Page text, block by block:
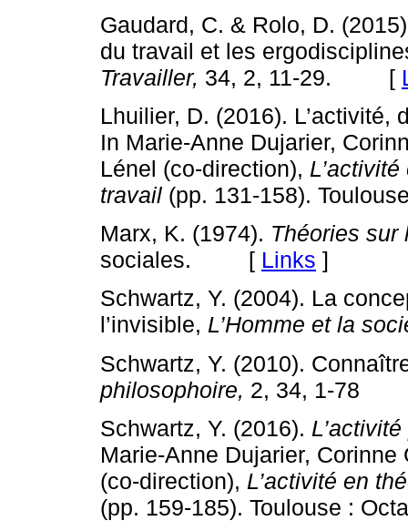
Gaudard, C. & Rolo, D.
du travail et les
Travailler, 34, 2, 11-29. [
Lhuilier, D. (2016).
In Marie-Anne Dujarier,
Lénel (co-direction),
travail (pp. 131-158).
Marx, K. (1974). Théories sur
sociales. [ Links ]
Schwartz, Y. (2004). La
l’invisible, L’Homme et la
Schwartz, Y. (2010).
philosophoire, 2, 34, 1-
Schwartz, Y. (2016).
Marie-Anne Dujarier,
(co-direction), L’activité en
(pp. 159-185). Toulouse :